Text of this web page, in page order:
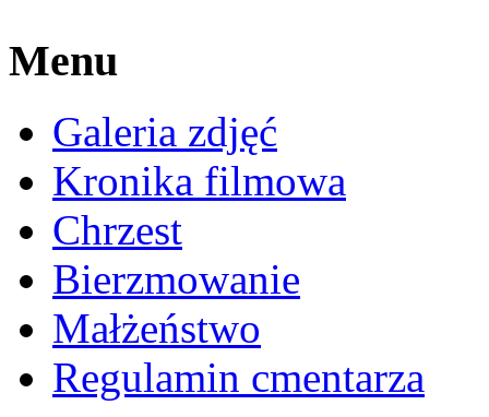
Menu
Galeria zdjęć
Kronika filmowa
Chrzest
Bierzmowanie
Małżeństwo
Regulamin cmentarza